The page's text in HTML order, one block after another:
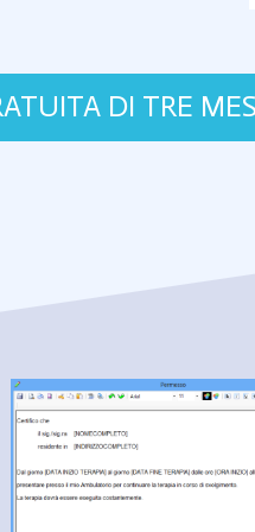
DI TRE